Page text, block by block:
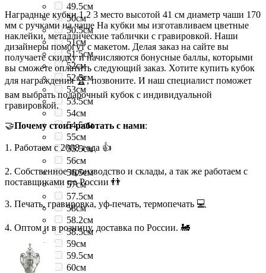
49.5см
50см
50.5см
51см
51.5см
52см
52.5см
53см
53.5см
54см
54.5см
55см
55.5см
56см
56.5см
57см
57.5см
58см
58.2см
58.5см
59см
59.5см
60см
Наградные кубки 1 2 3 место высотой 41 см диаметр чаши 170
мм с ручками на чаше На кубки мы изготавливаем цветные
наклейки, металлические таблички с гравировкой. Наши
дизайнеры помогут с макетом. Делая заказ на сайте вы
получаете скидку и начисляются бонусные баллы, которыми
вы сможете оплатить следующий заказ. Хотите купить кубок
для награждения 🏆, позвоните. И наш специалист поможет
вам выбрать подарочный кубок с индивидуальной
гравировкой.
🤝Почему стоит работать с нами:
1. Работаем с 2008 года 👍
2. Собственное производство и склады, а так же работаем с
поставщиками по России 👬
3. Печать, гравировка, уф-печать, термопечать 💻
4. Оптом и в розницу, доставка по России. 🚂